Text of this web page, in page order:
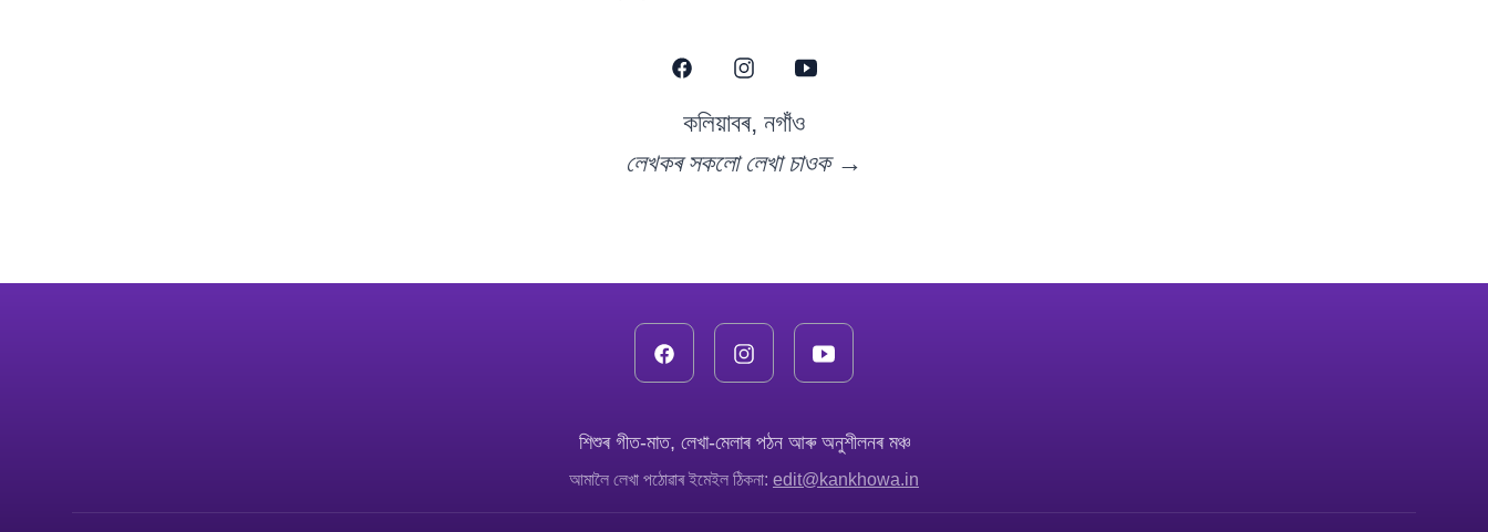
কলিয়াবৰ, নগাঁও
লেখকৰ সকলো লেখা চাওক →
শিশুৰ গীত-মাত, লেখা-মেলাৰ পঠন আৰু অনুশীলনৰ মঞ্চ
আমালৈ লেখা পঠোৱাৰ ইমেইল ঠিকনা: edit@kankhowa.in